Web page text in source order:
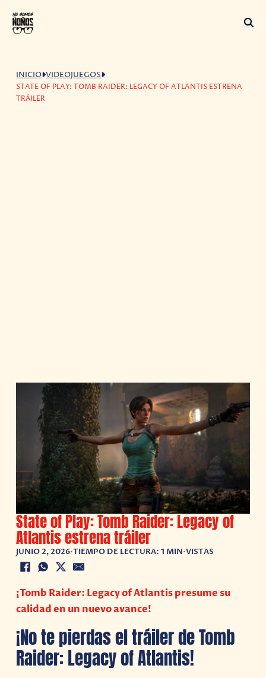
INICIO VIDEOJUEGOS
STATE OF PLAY: TOMB RAIDER: LEGACY OF ATLANTIS ESTRENA
TRÁILER
State of Play: Tomb Raider: Legacy of
Atlantis estrena tráiler
JUNIO 2, 2026•TIEMPO DE LECTURA: 1 MIN•VISTAS
¡Tomb Raider: Legacy of Atlantis presume su
calidad en un nuevo avance!
¡No te pierdas el tráiler de Tomb
Raider: Legacy of Atlantis!